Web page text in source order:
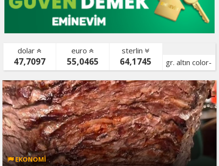
dolar
47,7097
euro
55,0465
sterlin
64,1745
gr. altın color-
bist color-
EKONOMİ